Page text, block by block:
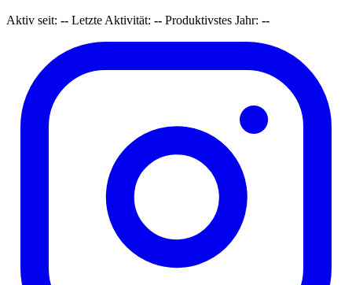
Aktiv seit: -- Letzte Aktivität: -- Produktivstes Jahr: --